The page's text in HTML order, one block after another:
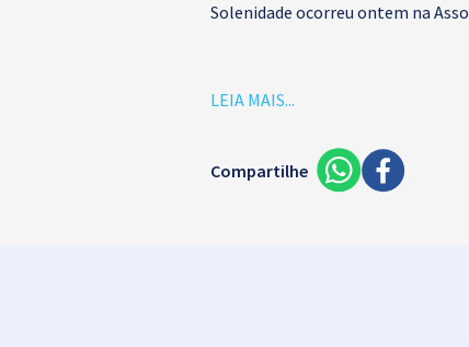
Solenidade ocorreu ontem na
LEIA MAIS...
Compartilhe